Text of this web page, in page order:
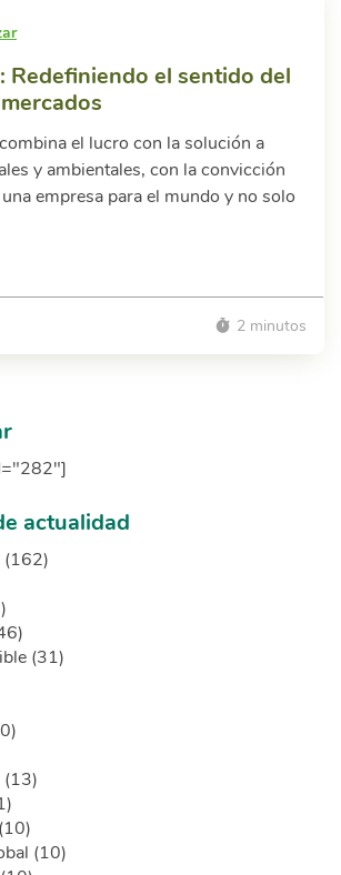
Redefiniendo el sentido del
el lucro con la solución a
y ambientales, con la convicción
empresa para el mundo y no solo
2 minutos
actualidad
(162)
(31)
(13)
(10)